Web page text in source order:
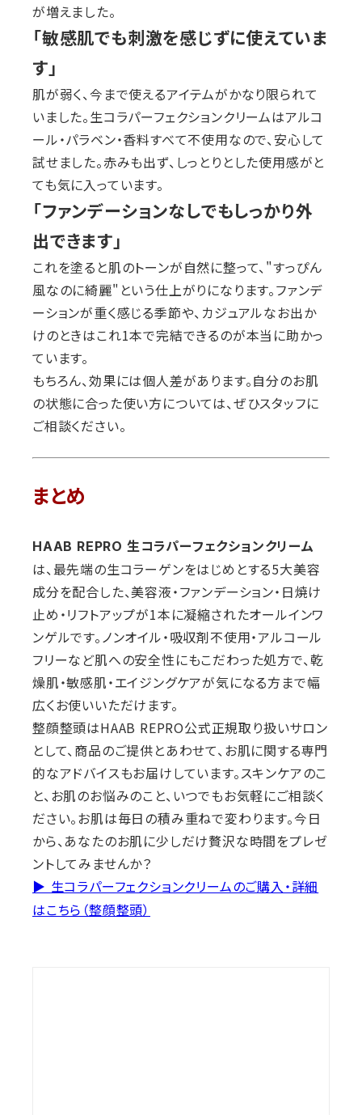
が増えました。
「敏感肌でも刺激を感じずに使えていま
す」
肌が弱く、今まで使えるアイテムがかなり限られて
いました。生コラパーフェクションクリームはアルコ
ール・パラベン・香料すべて不使用なので、安心して
試せました。赤みも出ず、しっとりとした使用感がと
ても気に入っています。
「ファンデーションなしでもしっかり外
出できます」
これを塗ると肌のトーンが自然に整って、"すっぴん
風なのに綺麗"という仕上がりになります。ファンデ
ーションが重く感じる季節や、カジュアルなお出か
けのときはこれ1本で完結できるのが本当に助かっ
ています。
もちろん、効果には個人差があります。自分のお肌
の状態に合った使い方については、ぜひスタッフに
ご相談ください。
まとめ
HAAB REPRO 生コラパーフェクションクリーム
は、最先端の生コラーゲンをはじめとする5大美容
成分を配合した、美容液・ファンデーション・日焼け
止め・リフトアップが1本に凝縮されたオールインワ
ンゲルです。ノンオイル・吸収剤不使用・アルコール
フリーなど肌への安全性にもこだわった処方で、乾
燥肌・敏感肌・エイジングケアが気になる方まで幅
広くお使いいただけます。
整顔整頭はHAAB REPRO公式正規取り扱いサロン
として、商品のご提供とあわせて、お肌に関する専門
的なアドバイスもお届けしています。スキンケアのこ
と、お肌のお悩みのこと、いつでもお気軽にご相談く
ださい。お肌は毎日の積み重ねで変わります。今日
から、あなたのお肌に少しだけ贅沢な時間をプレゼ
ントしてみませんか？
▶ 生コラパーフェクションクリームのご購入・詳細
はこちら（整顔整頭）